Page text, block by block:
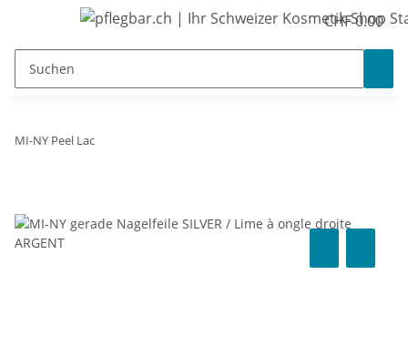
CHF 0.00
MI-NY Peel Lac